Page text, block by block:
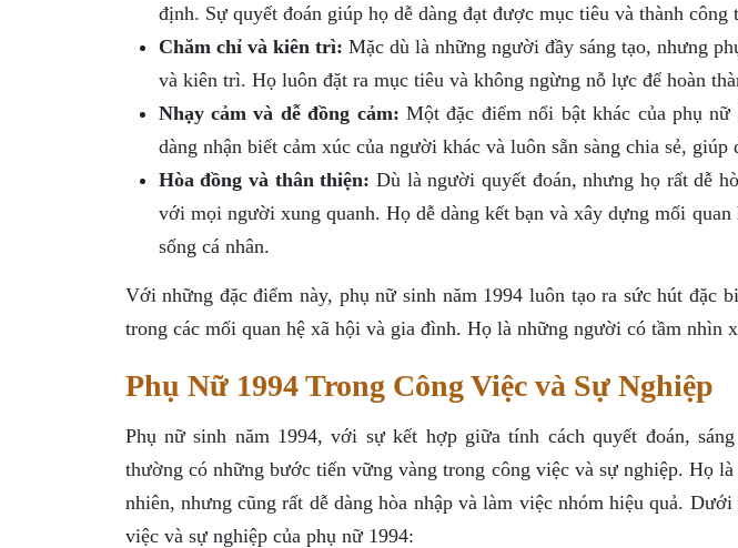
định. Sự quyết đoán giúp họ dễ dàng đạt được mục tiêu và thành công
Chăm chỉ và kiên trì: Mặc dù là những người đầy sáng tạo, nhưng
và kiên trì. Họ luôn đặt ra mục tiêu và không ngừng nỗ lực để hoàn
Nhạy cảm và dễ đồng cảm: Một đặc điểm nổi bật khác của phụ
dàng nhận biết cảm xúc của người khác và luôn sẵn sàng chia sẻ,
Hòa đồng và thân thiện: Dù là người quyết đoán, nhưng họ rất dễ
với mọi người xung quanh. Họ dễ dàng kết bạn và xây dựng mối
sống cá nhân.
Với những đặc điểm này, phụ nữ sinh năm 1994 luôn tạo ra sức hút đặc
trong các mối quan hệ xã hội và gia đình. Họ là những người có tầm nhìn
Phụ Nữ 1994 Trong Công Việc và Sự Nghiệp
Phụ nữ sinh năm 1994, với sự kết hợp giữa tính cách quyết đoán,
thường có những bước tiến vững vàng trong công việc và sự nghiệp. Họ
nhiên, nhưng cũng rất dễ dàng hòa nhập và làm việc nhóm hiệu quả.
việc và sự nghiệp của phụ nữ 1994: